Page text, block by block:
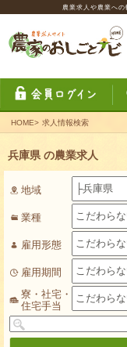
農業求人や農業への
HOME> 求人情報検索
兵庫県 の農業求人
地域
業種
雇用形態
雇用期間
寮・社宅・
住宅手当